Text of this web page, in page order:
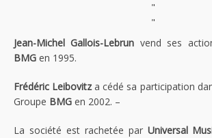
"
"
Jean-Michel Gallois-Lebrun vend ses
BMG en 1995.
Frédéric Leibovitza cédé sa participation
Groupe BMG en 2002. –
La société est rachetée par Universal